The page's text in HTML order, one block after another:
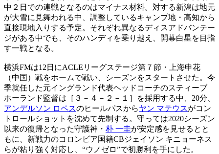
中２日での連戦となるのはマイナス材料。対する新潟は地元
が大雪に見舞われる中、調整しているキャンプ地・高知から
直接現地入りする予定。それぞれ異なるディスアドバンテー
ジがある中でも、そのハンディを乗り越え、開幕白星を目指
す一戦となる。
横浜FMは12日にACLEリーグステージ第７節・上海申花
（中国）戦をホームで戦い、シーズンをスタートさせた。今
季就任した元イングランド代表ヘッドコーチのスティーブ
ホーランド監督は［３－４－２－１］を採用する中、20分、
アンデルソン ロペスのヒールパスからヤン マテウスがコン
トロールショットを沈めて先制する。守っては2020シーズン
以来の復帰となった守護神・ 朴 一圭が安定感を見せるとと
もに、新戦力のコロンビア国籍CBジェイソン キニョーネス
らが粘り強く対応し、“ウノゼロ”で初勝利を手にした。